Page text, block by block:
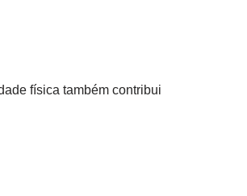
física também contribui